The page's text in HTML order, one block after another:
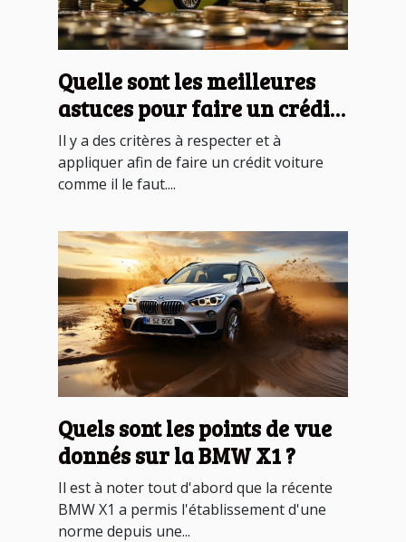
Quelle sont les meilleures
astuces pour faire un crédit
voiture ?
Il y a des critères à respecter et à
appliquer afin de faire un crédit voiture
comme il le faut....
Quels sont les points de vue
donnés sur la BMW X1 ?
Il est à noter tout d'abord que la récente
BMW X1 a permis l'établissement d'une
norme depuis une...